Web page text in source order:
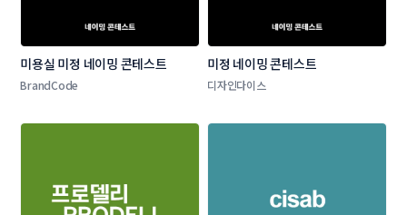
미용실 미정 네이밍 콘테스트
BrandCode
미정 네이밍 콘테스트
디자인다이스